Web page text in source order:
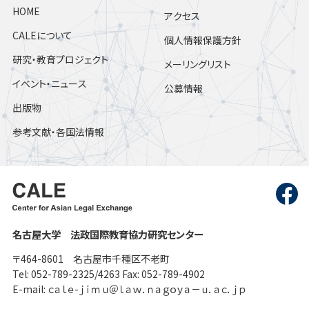
HOME
CALEについて
研究・教育プロジェクト
イベント・ニュース
出版物
参考文献・各国法情報
アクセス
個人情報保護方針
メーリングリスト
公募情報
名古屋大学 法政国際教育協力研究センター
〒464-8601 名古屋市千種区不老町
Tel: 052-789-2325/4263 Fax: 052-789-4902
E-mail: ｃａｌｅ-ｊｉｍｕ＠ｌａｗ．ｎａｇｏｙａ－ｕ．ａｃ．ｊｐ